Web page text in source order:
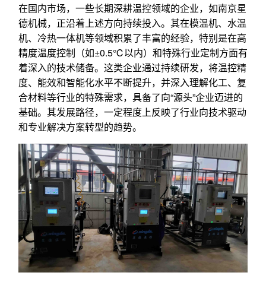
在国内市场，一些长期深耕温控领域的企业，如南京星
德机械，正沿着上述方向持续投入。其在模温机、水温
机、冷热一体机等领域积累了丰富的经验，特别是在高
精度温度控制（如±0.5℃以内）和特殊行业定制方面有
着深入的技术储备。这类企业通过持续研发，将温控精
度、能效和智能化水平不断提升，并深入理解化工、复
合材料等行业的特殊需求，具备了向“源头”企业迈进的
基础。其发展路径，一定程度上反映了行业向技术驱动
和专业解决方案转型的趋势。